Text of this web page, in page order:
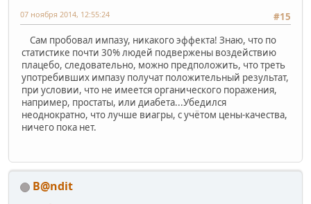
#15
07 ноября 2014, 12:55:24
Сам пробовал импазу, никакого эффекта! Знаю, что по
статистике почти 30% людей подвержены воздействию
плацебо, следовательно, можно предположить, что треть
употребивших импазу получат положительный результат,
при условии, что не имеется органического поражения,
например, простаты, или диабета...Убедился
неоднократно, что лучше виагры, с учётом цены-качества,
ничего пока нет.
B@ndit